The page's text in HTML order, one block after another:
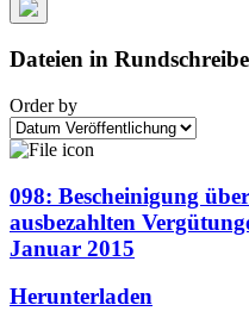
Dateien in
Order by
098: Bescheinigung
ausbezahlten
Januar 2015
Herunterladen